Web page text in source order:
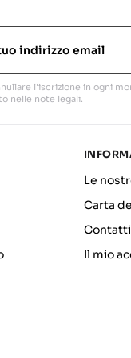
l'iscrizione in ogni
nelle note legali.
Le
Carta
Contatti
Il mio